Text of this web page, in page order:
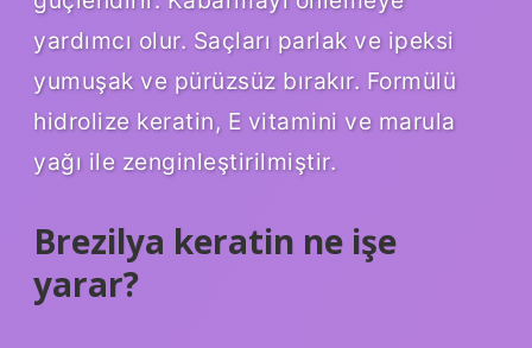
yardımcı olur. Saçları parlak ve ipeksi
yumuşak ve pürüzsüz bırakır. Formülü
hidrolize keratin, E vitamini ve marula
yağı ile zenginleştirilmiştir.
Brezilya keratin ne işe
yarar?